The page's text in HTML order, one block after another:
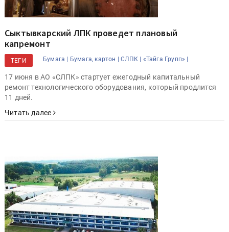
Сыктывкарский ЛПК проведет плановый
капремонт
ТЕГИ Бумага | Бумага, картон | СЛПК | «Тайга Групп» |
17 июня в АО «СЛПК» стартует ежегодный капитальный
ремонт технологического оборудования, который продлится
11 дней.
Читать далее